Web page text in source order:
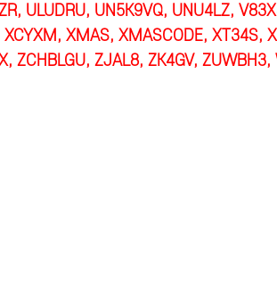
ULUDRU, UN5K9VQ, UNU4LZ,
XMAS, XMASCODE, XT34S,
ZCHBLGU, ZJAL8, ZK4GV,